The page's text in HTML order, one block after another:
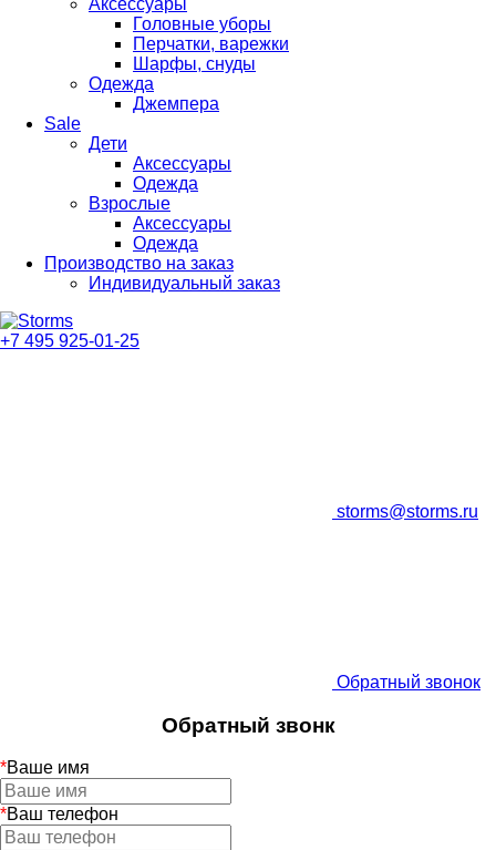
Аксессуары
Головные уборы
Перчатки, варежки
Шарфы, снуды
Одежда
Джемпера
Sale
Дети
Аксессуары
Одежда
Взрослые
Аксессуары
Одежда
Производство на заказ
Индивидуальный заказ
+7 495 925-01-25
storms@storms.ru
Обратный звонок
Обратный звонк
*Ваше имя
*Ваш телефон